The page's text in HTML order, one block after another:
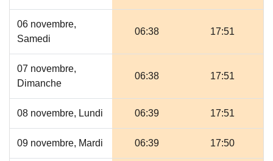
06 novembre,
Samedi
06:38 17:51
07 novembre,
Dimanche
06:38 17:51
08 novembre, Lundi 06:39 17:51
09 novembre, Mardi 06:39 17:50